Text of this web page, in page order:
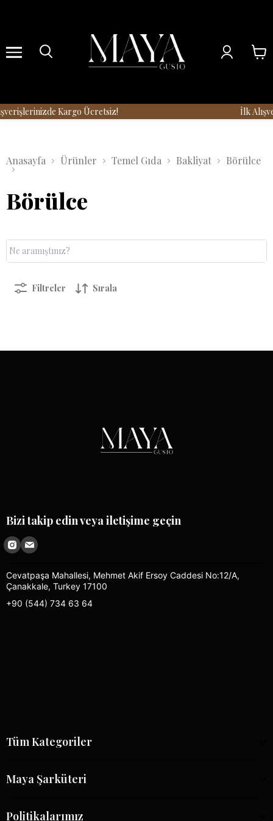
Kargo Ücretsiz! İlk
Anasayfa Ürünler Temel Gıda Bakliyat Börülce
Börülce
Filtreler Sırala
Bizi takip edin veya iletişime geçin
Cevatpaşa Mahallesi, Mehmet Akif Ersoy Caddesi No:12/A,
Çanakkale, Turkey 17100
+90 (544) 734 63 64
Tüm Kategoriler
Maya Şarküteri
Politikalarımız